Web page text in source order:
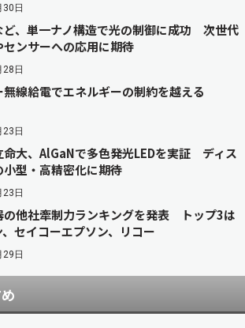
日
ど、単一ナノ構造で光の制御に成功 次世代
センサーへの応用に期待
日
無線給電でエネルギーの制約を越える
日
命大、AlGaNで多色発光LEDを実証 ディス
小型・高精密化に期待
日
の他社牽制力ランキングを発表 トップ3は
、セイコーエプソン、リコー
日